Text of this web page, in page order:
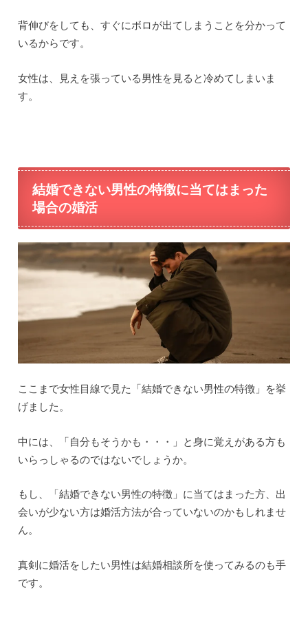
背伸びをしても、すぐにボロが出てしまうことを分かって
いるからです。
女性は、見えを張っている男性を見ると冷めてしまいま
す。
結婚できない男性の特徴に当てはまった
場合の婚活
ここまで女性目線で見た「結婚できない男性の特徴」を挙
げました。
中には、「自分もそうかも・・・」と身に覚えがある方も
いらっしゃるのではないでしょうか。
もし、「結婚できない男性の特徴」に当てはまった方、出
会いが少ない方は婚活方法が合っていないのかもしれませ
ん。
真剣に婚活をしたい男性は結婚相談所を使ってみるのも手
です。